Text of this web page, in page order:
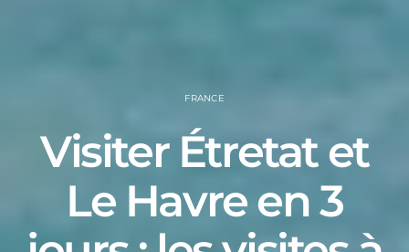
FRANCE
Visiter Étretat et
Le Havre en 3